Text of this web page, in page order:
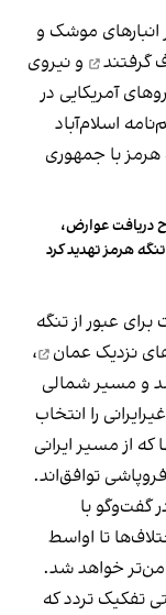
جنگنده‌های آمریکایی جمعه ۵ تیر انبارهای موشک و
گرفتند
و نیروی
آمریکایی در
با استناد به بند ۵ تفاهم‌نامه اسلام‌آباد
هرمز با جمهوری
دریافت عوارض،
هرمز تهدید کرد
عبور از تنگه
نزدیک عمان
،
و مسیر شمالی
را انتخاب
از مسیر ایرانی
توافق‌اند.
گفت‌و‌گو با
تا اواسط
خواهد شد.
تفکیک تردد که